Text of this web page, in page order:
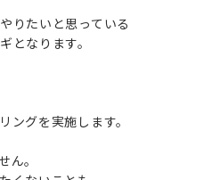
りたいと思っている
となります。
グを実施します。
。